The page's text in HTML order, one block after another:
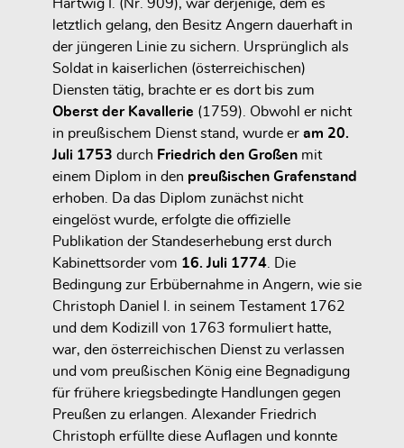
Hartwig I. (Nr. 909), war derjenige, dem es
letztlich gelang, den Besitz Angern dauerhaft in
der jüngeren Linie zu sichern. Ursprünglich als
Soldat in kaiserlichen (österreichischen)
Diensten tätig, brachte er es dort bis zum
Oberst der Kavallerie (1759). Obwohl er nicht
in preußischem Dienst stand, wurde er am 20.
Juli 1753 durch Friedrich den Großen mit
einem Diplom in den preußischen Grafenstand
erhoben. Da das Diplom zunächst nicht
eingelöst wurde, erfolgte die offizielle
Publikation der Standeserhebung erst durch
Kabinettsorder vom 16. Juli 1774 . Die
Bedingung zur Erbübernahme in Angern, wie sie
Christoph Daniel I. in seinem Testament 1762
und dem Kodizill von 1763 formuliert hatte,
war, den österreichischen Dienst zu verlassen
und vom preußischen König eine Begnadigung
für frühere kriegsbedingte Handlungen gegen
Preußen zu erlangen. Alexander Friedrich
Christoph erfüllte diese Auflagen und konnte